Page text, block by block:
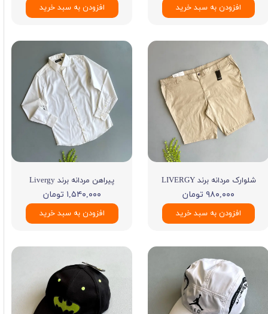
افزودن به سبد خرید افزودن به سبد خرید
شلوارک مردانه برند LIVERGY
۹۸۰,۰۰۰ تومان
افزودن به سبد خرید
پیراهن مردانه برند Livergy
۱,۵۴۰,۰۰۰ تومان
افزودن به سبد خرید